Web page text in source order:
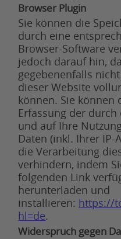
Browser Plugin
Sie können die
durch eine
Browser-Software
jedoch darauf hin,
gegebenenfalls
dieser Website
können. Sie können
Erfassung der
und auf Ihre
Daten (inkl. Ihrer IP-
die Verarbeitung
verhindern, indem
folgenden Link
herunterladen und
installieren: https://
hl=de.
Widerspruch gegen